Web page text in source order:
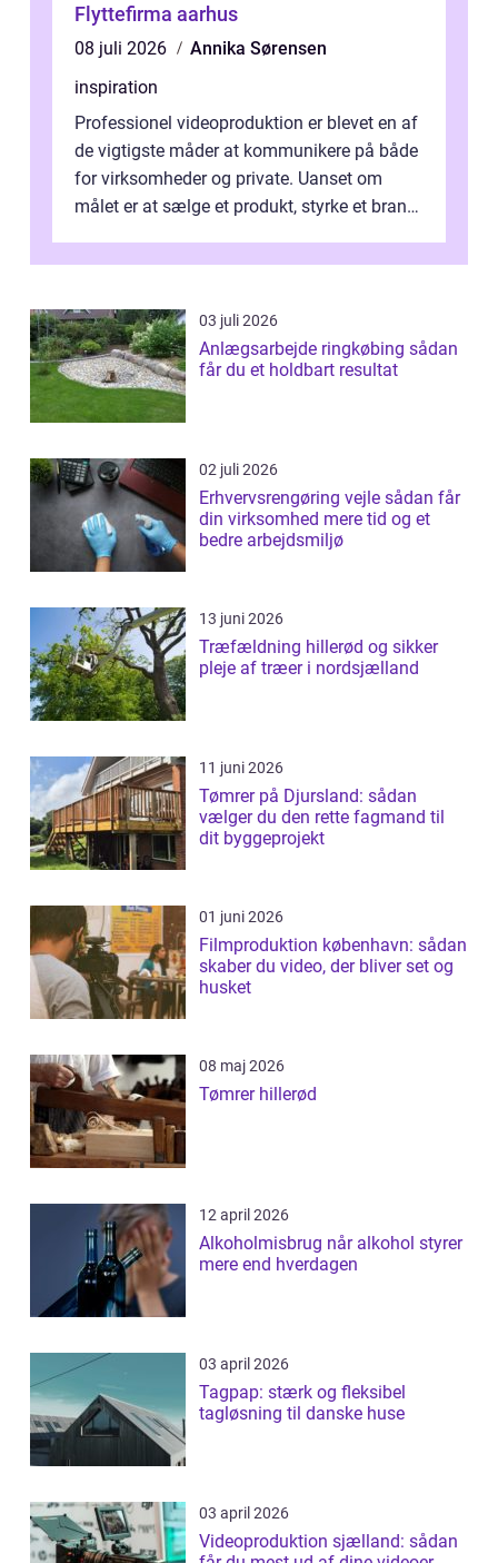
Flyttefirma aarhus
08 juli 2026
Annika Sørensen
inspiration
Professionel videoproduktion er blevet en af
de vigtigste måder at kommunikere på både
for virksomheder og private. Uanset om
målet er at sælge et produkt, styrke et brand,
03 juli 2026
Anlægsarbejde ringkøbing sådan
får du et holdbart resultat
02 juli 2026
Erhvervsrengøring vejle sådan får
din virksomhed mere tid og et
bedre arbejdsmiljø
13 juni 2026
Træfældning hillerød og sikker
pleje af træer i nordsjælland
11 juni 2026
Tømrer på Djursland: sådan
vælger du den rette fagmand til
dit byggeprojekt
01 juni 2026
Filmproduktion københavn: sådan
skaber du video, der bliver set og
husket
08 maj 2026
Tømrer hillerød
12 april 2026
Alkoholmisbrug når alkohol styrer
mere end hverdagen
03 april 2026
Tagpap: stærk og fleksibel
tagløsning til danske huse
03 april 2026
Videoproduktion sjælland: sådan